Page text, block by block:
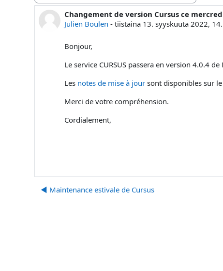
Changement de version Cursus ce
Julien Boulen - tiistaina 13. syyskuuta 2022,
Vastausten määrä: 0
Bonjour,
Le service CURSUS passera en version 4.0.4
Les notes de mise à jour sont disponibles sur
Merci de votre compréhension.
Cordialement,
◀︎ Maintenance estivale de Cursus